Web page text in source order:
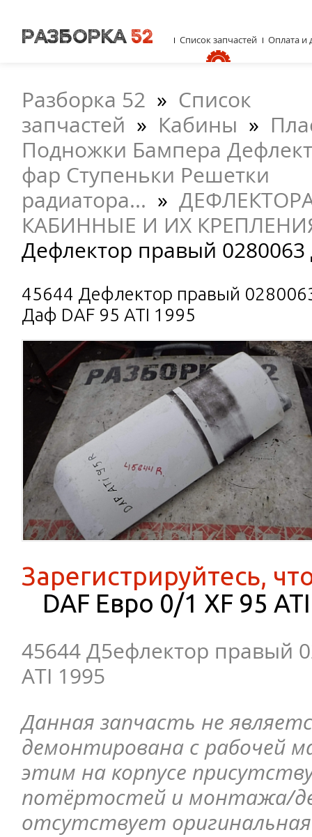
Разборка 52 » Список
запчастей » Кабины »
Подножки Бампера
фар Ступеньки Решетки
радиатора... »
КАБИННЫЕ И ИХ
Дефлектор правый 0280063
45644 Дефлектор правый
Даф DAF 95 ATI 1995
Зарегистрируйтесь,
DAF Евро 0/1 XF 95
45644 Д5ефлектор правый
ATI 1995
Данная запчасть не
демонтирована с рабочей
этим на корпусе
потёртостей и монтажа/
отсутствует оригинальная
Список запчастей Оплата и